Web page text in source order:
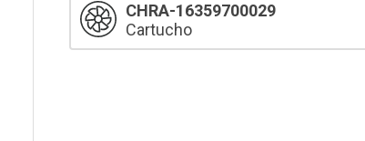
CHRA-16359700029
Cartucho